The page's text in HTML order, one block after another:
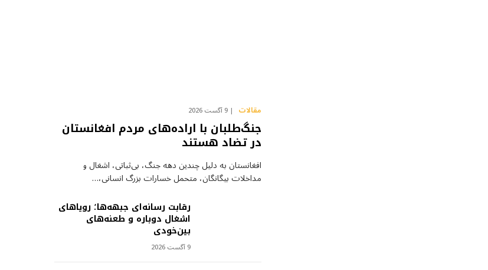
مقالات 9 آگست 2026
جنگ‌طلبان با اراده‌های مردم افغانستان
در تضاد هستند
افغانستان به دلیل چندین دهه جنگ، بی‌ثباتی، اشغال و
مداخلات بیگانگان، متحمل خسارات بزرگ انسانی،…
رقابت رسانه‌ای جبهه‌ها؛ رویاهای
اشغال دوباره و طعنه‌های
بین‌خودی
9 آگست 2026